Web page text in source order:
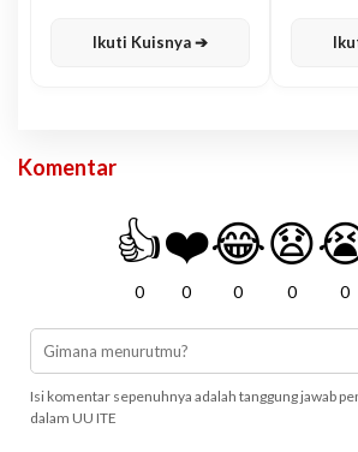
Ikuti Kuisnya ➔
Komentar
👍
0
❤️
0
😂
0
😧
0 0
Isi komentar sepenuhnya adalah tanggung jawab
dalam UU ITE